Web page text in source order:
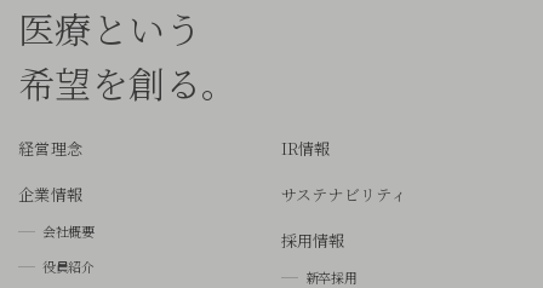
医療という
希望を創る。
経営理念
企業情報
会社概要
役員紹介
IR情報
サステナビリティ
採用情報
新卒採用